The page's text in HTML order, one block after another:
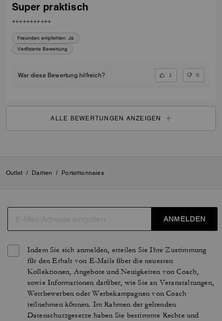
Super praktisch
+++++++++++
Freunden empfehlen: Ja
Verifizierte Bewertung
War diese Bewertung hilfreich? 1 0
ALLE BEWERTUNGEN ANZEIGEN
Outlet / Damen / Portemonnaies
ANMELDEN
Indem Sie sich anmelden, erteilen Sie Ihre Zustimmung
für den Erhalt von E-Mails über die neuesten
Kollektionen, Angebote und Neuigkeiten von Coach,
sowie Informationen darüber, wie Sie an Veranstaltungen,
Wettbewerben oder Werbekampagnen von Coach
teilnehmen können. Im Rahmen der geltenden
Datenschutzgesetze haben Sie bestimmte Rechte und